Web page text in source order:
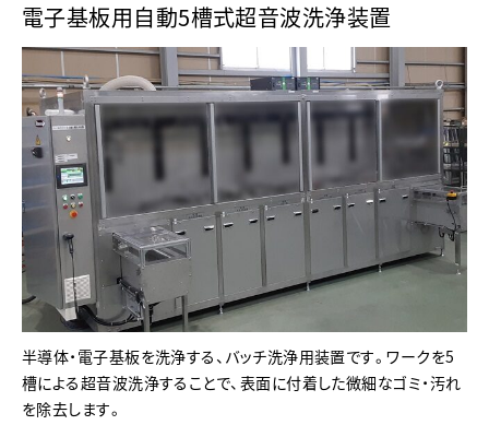
電子基板用自動5槽式超音波洗浄装置
半導体・電子基板を洗浄する、バッチ洗浄用装置です。ワークを5
槽による超音波洗浄することで、表面に付着した微細なゴミ・汚れ
を除去します。